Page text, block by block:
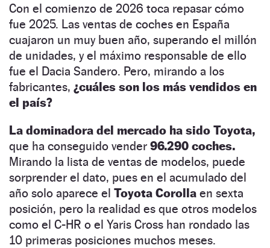
Con el comienzo de 2026 toca repasar cómo
fue 2025. Las ventas de coches en España
cuajaron un muy buen año, superando el millón
de unidades, y el máximo responsable de ello
fue el Dacia Sandero. Pero, mirando a los
fabricantes, ¿cuáles son los más vendidos en
el país?
La dominadora del mercado ha sido Toyota,
que ha conseguido vender 96.290 coches.
Mirando la lista de ventas de modelos, puede
sorprender el dato, pues en el acumulado del
año solo aparece el Toyota Corolla en sexta
posición, pero la realidad es que otros modelos
como el C-HR o el Yaris Cross han rondado las
10 primeras posiciones muchos meses.